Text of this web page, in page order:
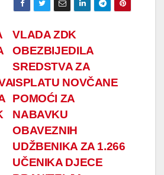
VLADA ZDK
OBEZBIJEDILA
SREDSTVA ZA
ISPLATU NOVČANE
POMOĆI ZA
NABAVKU
OBAVEZNIH
UDŽBENIKA ZA 1.266
UČENIKA DJECE